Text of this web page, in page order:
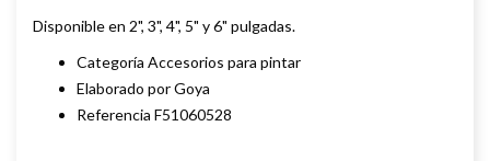
Disponible en 2", 3", 4", 5" y 6" pulgadas.
Categoría Accesorios para pintar
Elaborado por Goya
Referencia F51060528